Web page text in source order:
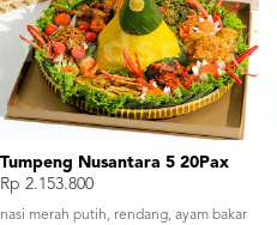
Tumpeng Nusantara 5 20Pax
Rp 2.153.800
nasi merah putih, rendang, ayam bakar